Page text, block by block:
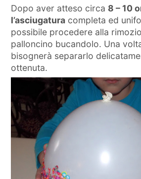
Dopo aver atteso circa 8 – 10
l’asciugatura completa ed
possibile procedere alla
palloncino bucandolo. Una
bisognerà separarlo
ottenuta.